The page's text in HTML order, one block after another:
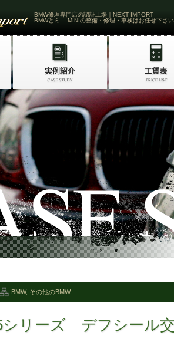
BMW修理専門店の認証工場｜NEXT IMPORT
BMWとミニ MINIの整備・修理・車検はお任せ下さい
BMW, その他のBMW
シリーズ デフシール